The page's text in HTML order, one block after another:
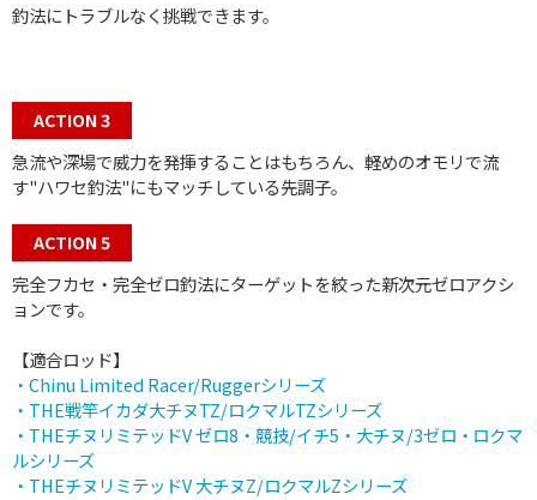
釣法にトラブルなく挑戦できます。
ACTION 3
急流や深場で威力を発揮することはもちろん、軽めのオモリで流
す"ハワセ釣法"にもマッチしている先調子。
ACTION 5
完全フカセ・完全ゼロ釣法にターゲットを絞った新次元ゼロアクシ
ョンです。
【適合ロッド】
・Chinu Limited Racer/Ruggerシリーズ
・THE戦竿イカダ大チヌTZ/ロクマルTZシリーズ
・THEチヌリミテッドV ゼロ8・競技/イチ5・大チヌ/3ゼロ・ロクマ
ルシリーズ
・THEチヌリミテッドV 大チヌZ/ロクマルZシリーズ